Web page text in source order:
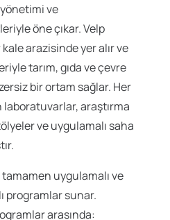
ve
öne çıkar. Velp
arazisinde yer alır ve
tarım, gıda ve çevre
bir ortam sağlar. Her
araştırma
ve uygulamalı saha
uygulamalı ve
programlar sunar.
arasında: